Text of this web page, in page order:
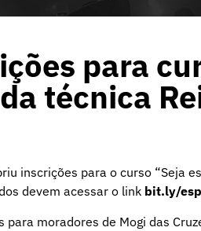
para
técnica
inscrições para o curso “Seja
devem acessar o link bit.ly/
moradores de Mogi das